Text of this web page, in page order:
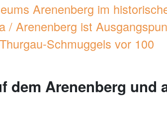
Arenenberg im
/ Arenenberg ist
Schmuggels vor 100
dem Arenenberg und